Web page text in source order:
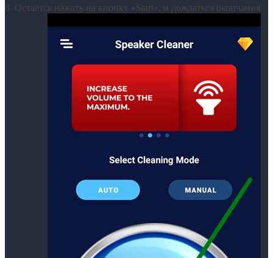
8. Остаётся нажать на кнопку «Start», и дождаться окончания